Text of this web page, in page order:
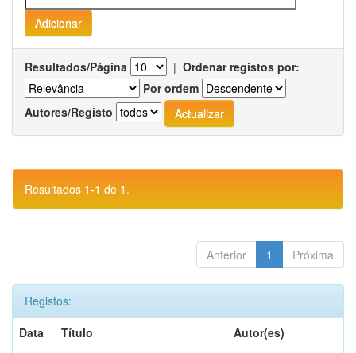
Resultados/Página | Ordenar registos por:
Por ordem
Autores/Registo
Resultados 1-1 de 1.
Anterior 1 Próxima
Registos:
Data
Título
Autor(es)